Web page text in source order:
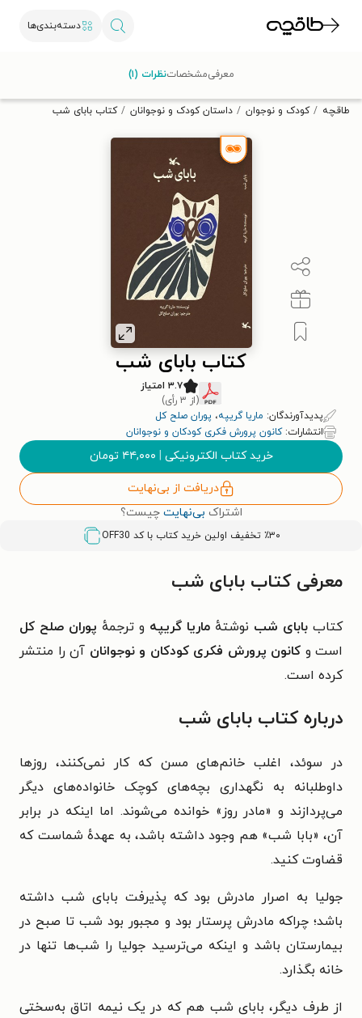
دسته‌بندی‌ها
تخفیف از طاقچه دریافت کن.
طاقچه کودک و نوجوان داستان کودک و نوجوانان کتاب بابای شب
کتاب بابای شب
۳.۷ امتیاز
(از ۳ رأی)
پدیدآورندگان: ماریا گریپه، پوران صلح کل
انتشارات:کانون پرورش فکری کودکان و نوجوانان
خرید کتاب الکترونیکی | ۴۴,۰۰۰ تومان
دریافت از بی‌نهایت
اشتراک بی‌نهایت چیست؟
٪۳۰ تخفیف اولین خرید کتاب با کد OFF30
معرفیمشخصاتنظرات (۱)
معرفی کتاب بابای شب
کتاب بابای شب نوشتهٔ ماریا گریپه و ترجمهٔ پوران صلح کل
است و کانون پرورش فکری کودکان و نوجوانان آن را منتشر
کرده است.
دربارهکتاب بابای شب
در سوئد، اغلب خانم‌های مسن که کار نمی‌کنند،‌ روزها
داوطلبانه به نگهداری بچه‌های کوچک خانواده‌های دیگر
می‌پردازند و «مادر روز» خوانده می‌شوند. اما اینکه در برابر
آن، «بابا شب» هم وجود داشته باشد، به عهدهٔ شماست که
قضاوت کنید.
جولیا به اصرار مادرش بود که پذیرفت بابای شب داشته
باشد؛ چراکه مادرش پرستار بود و مجبور بود شب تا صبح در
بیمارستان باشد و اینکه می‌ترسید جولیا را شب‌ها تنها در
خانه بگذارد.
از طرف دیگر، بابای شب هم که در یک نیمه اتاق به‌سختی